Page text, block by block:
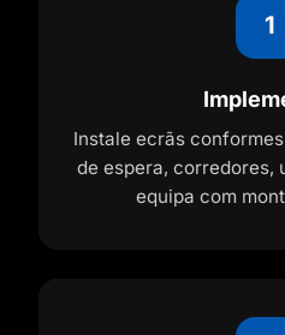
1
Instale ecrãs
de espera, corredores,
equipa com